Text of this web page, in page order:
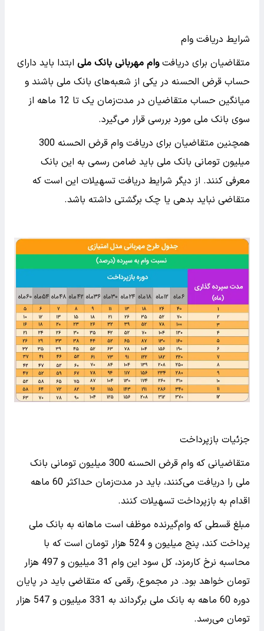
شرایط دریافت وام
متقاضیان برای دریافتوام مهربانی بانک ملی ابتدا باید دارای
حساب قرض الحسنه در یکی از شعبه‌های بانک ملی باشند و
میانگین حساب متقاضیان در مدت‌زمان یک تا 12 ماهه از
سوی بانک ملی مورد بررسی قرار می‌گیرد.
همچنین متقاضیان برای دریافت وام قرض الحسنه 300
میلیون تومانی بانک ملی باید ضامن رسمی به این بانک
معرفی کنند. از دیگر شرایط دریافت تسهیلات این است که
متقاضی نباید بدهی یا چک برگشتی داشته باشد.
جزئیات بازپرداخت
متقاضیانی که وام قرض الحسنه 300 میلیون تومانی بانک
ملی را دریافت می‌کنند، باید در مدت‌زمان حداکثر 60 ماهه
اقدام به بازپرداخت تسهیلات کنند.
مبلغ قسطی که وام‌گیرنده موظف است ماهانه به بانک ملی
پرداخت کند، پنج میلیون و 524 هزار تومان است که با
محاسبه نرخ کارمزد، کل سود این وام 31 میلیون و 497 هزار
تومان خواهد بود. در مجموع، رقمی که متقاضی باید در پایان
دوره 60 ماهه به بانک ملی برگرداند به 331 میلیون و 547 هزار
تومان می‌رسد.